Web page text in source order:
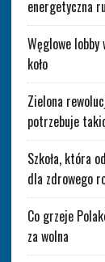
energetyczna
Węglowe lobby
koło
Zielona
potrzebuje
Szkoła, która
dla zdrowego
Co grzeje
za wolna